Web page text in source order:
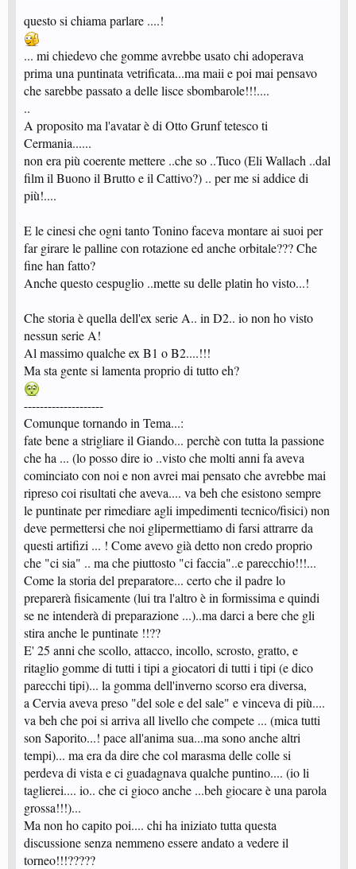
questo si chiama parlare ....!
... mi chiedevo che gomme avrebbe usato chi adoperava
prima una puntinata vetrificata...ma maii e poi mai pensavo
che sarebbe passato a delle lisce sbombarole!!!....
..
A proposito ma l'avatar è di Otto Grunf tetesco ti
Cermania......
non era più coerente mettere ..che so ..Tuco (Eli Wallach ..dal
film il Buono il Brutto e il Cattivo?) .. per me si addice di
più!....
E le cinesi che ogni tanto Tonino faceva montare ai suoi per
far girare le palline con rotazione ed anche orbitale??? Che
fine han fatto?
Anche questo cespuglio ..mette su delle platin ho visto...!
Che storia è quella dell'ex serie A.. in D2.. io non ho visto
nessun serie A!
Al massimo qualche ex B1 o B2....!!!
Ma sta gente si lamenta proprio di tutto eh?
--------------------
Comunque tornando in Tema...:
fate bene a strigliare il Giando... perchè con tutta la passione
che ha ... (lo posso dire io ..visto che molti anni fa aveva
cominciato con noi e non avrei mai pensato che avrebbe mai
ripreso coi risultati che aveva.... va beh che esistono sempre
le puntinate per rimediare agli impedimenti tecnico/fisici) non
deve permettersi che noi glipermettiamo di farsi attrarre da
questi artifizi ... ! Come avevo già detto non credo proprio
che "ci sia" .. ma che piuttosto "ci faccia"..e parecchio!!!...
Come la storia del preparatore... certo che il padre lo
preparerà fisicamente (lui tra l'altro è in formissima e quindi
se ne intenderà di preparazione ...)..ma darci a bere che gli
stira anche le puntinate !!??
E' 25 anni che scollo, attacco, incollo, scrosto, gratto, e
ritaglio gomme di tutti i tipi a giocatori di tutti i tipi (e dico
parecchi tipi)... la gomma dell'inverno scorso era diversa,
a Cervia aveva preso "del sole e del sale" e vinceva di più....
va beh che poi si arriva all livello che compete ... (mica tutti
son Saporito...! pace all'anima sua...ma sono anche altri
tempi)... ma era da dire che col marasma delle colle si
perdeva di vista e ci guadagnava qualche puntino.... (io li
taglierei.... io.. che ci gioco anche ...beh giocare è una parola
grossa!!!)...
Ma non ho capito poi.... chi ha iniziato tutta questa
discussione senza nemmeno essere andato a vedere il
torneo!!!?????